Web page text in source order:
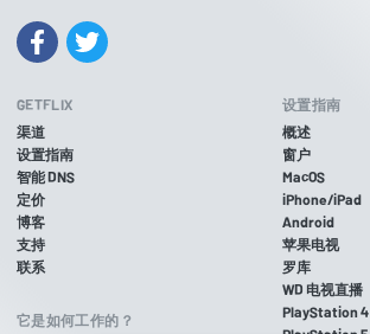
GETFLIX
渠道
设置指南
智能 DNS
定价
博客
支持
联系
它是如何工作的？
设置指南
概述
窗户
MacOS
iPhone/iPad
Android
苹果电视
罗库
WD 电视直播
PlayStation 4